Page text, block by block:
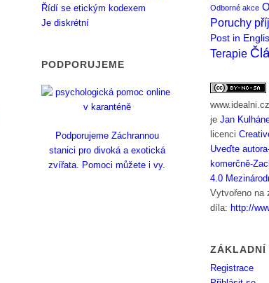
Řídí se etickým kodexem
Je diskrétní
PODPORUJEME
Podporujeme Záchrannou
stanici pro divoká a exotická
zvířata. Pomoci můžete i vy.
Odborné akce
Poruchy
Post in
Terapie
www.idealni.cz
jeJan
licenci
Uveďte
komerčně-
4.0
Vytvořeno na
díla: http://
ZÁKLADNÍ
Registrace